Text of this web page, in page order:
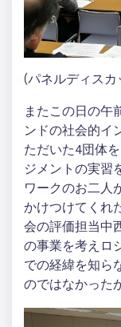
(パネルディス
またこの日の午
ンドの社会的イ
ただいた4団体
ジメントの実習
ワークのお二人
かけつけてくれ
会の評価担当中
の事業を考えロ
での経緯を知ら
のではなかった